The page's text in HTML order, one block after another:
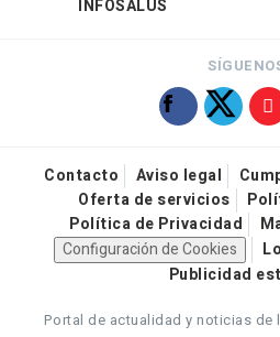
INFOSALUS
Contacto Aviso legal
Oferta de servicios
Política de Privacidad
Configuración de Cookies
Publicidad
Portal de actualidad y noticias de